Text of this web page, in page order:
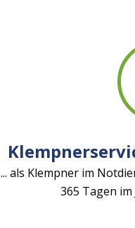
... als Klempner im
365 Tagen